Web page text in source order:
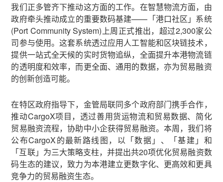
我们正多管齐下推动这方面的工作。在智慧物流方面，由
政府牵头推动成立的重要数码基建——「港口社区」系统
(Port Community System)上周正式推出，超过2,300家公
司参与使用。这套系统透过应用人工智能和区块链技术，
提供一站式全天候的实时货物追纵，全面提升本港物流链
的透明度和效率，而更全面、通用的数据，亦为贸易融资
的创新创造可能。
在特区政府指导下，金管局联同多个政府部门携手合作，
推动CargoX项目，透过善用货运物流和贸易数据、简化
贸易融资流程，协助中小企获得贸易融资。本周，我们将
公布CargoX的最新路线图，以「数据」、「基建」和
「互联」为三大策略支柱，并提出共20项优化贸易融资数
码生态的建议，致力为本港建立更数字化、更高效和更具
竞争力的贸易融资生态。